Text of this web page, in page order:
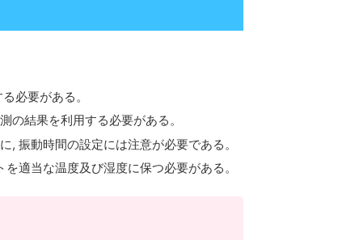
必要がある。
結果を利用する必要がある。
, 振動時間の設定には注意が必要である。
適当な温度及び湿度に保つ必要がある。